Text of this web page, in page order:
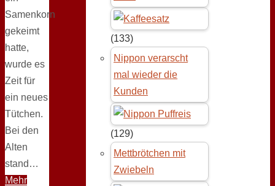
Samenkorn
gekeimt
hatte,
wurde es
Zeit für
ein neues
Tütchen.
Bei den
Alten
stand…
Mehr
(133)
Nippon verarscht
mal wieder die
Kunden
(129)
Mettbrötchen mit
Zwiebeln